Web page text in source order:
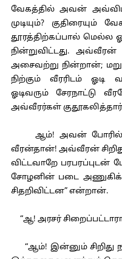
வேகத்தில் அவன்
முடியும்? குதிரையும்
தூரத்திற்கப்பால் மெல்ல
நின்றுவிட்டது.
அசைவற்று நின்றான்;
நிற்கும் வீரரிடம் ஓடி
ஓடிவரும்
அவ்வீரர்கள்
ஆம்! அவன் போரில்
வீரன்தான்! அவ்வீரன்
விட்டவாறே பரபரப்புடன்
சோழனின் படை அணுகிக்
சிதறிவிட்டன” என்றான்.
“ஆ! அரசர்
“ஆம்! இன்னும் சிறிது